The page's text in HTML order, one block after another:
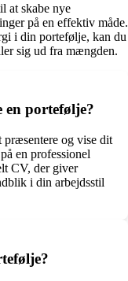
at skabe nye
på en effektiv måde.
i din portefølje, kan du
sig ud fra mængden.
en portefølje?
præsentere og vise dit
en professionel
CV, der giver
i din arbejdsstil